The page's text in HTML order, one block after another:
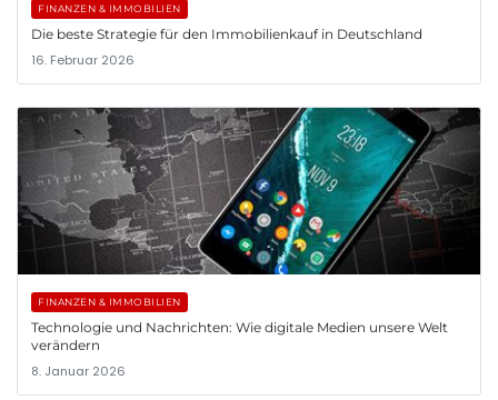
FINANZEN & IMMOBILIEN
Die beste Strategie für den Immobilienkauf in Deutschland
16. Februar 2026
FINANZEN & IMMOBILIEN
Technologie und Nachrichten: Wie digitale Medien unsere Welt
verändern
8. Januar 2026